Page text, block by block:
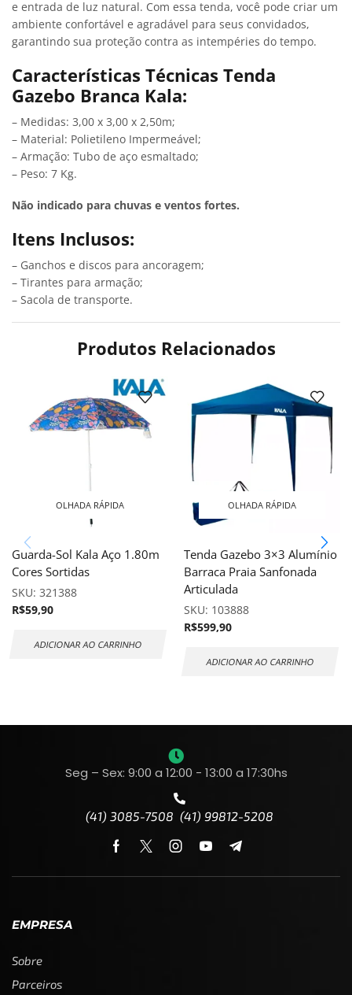
e entrada de luz natural. Com essa tenda, você pode criar um
ambiente confortável e agradável para seus convidados,
garantindo sua proteção contra as intempéries do tempo.
Características Técnicas Tenda
Gazebo Branca Kala:
– Medidas: 3,00 x 3,00 x 2,50m;
– Material: Polietileno Impermeável;
– Armação: Tubo de aço esmaltado;
– Peso: 7 Kg.
Não indicado para chuvas e ventos fortes.
Itens Inclusos:
– Ganchos e discos para ancoragem;
– Tirantes para armação;
– Sacola de transporte.
Produtos Relacionados
OLHADA RÁPIDA
Guarda-Sol Kala Aço 1.80m
Cores Sortidas
SKU: 321388
R$59,90
ADICIONAR AO CARRINHO
OLHADA RÁPIDA
Tenda Gazebo 3×3 Alumínio
Barraca Praia Sanfonada
Articulada
SKU: 103888
R$599,90
ADICIONAR AO CARRINHO
Seg – Sex: 9:00 a 12:00 - 13:00 a 17:30hs
(41) 3085-7508 (41) 99812-5208
EMPRESA
Sobre
Parceiros